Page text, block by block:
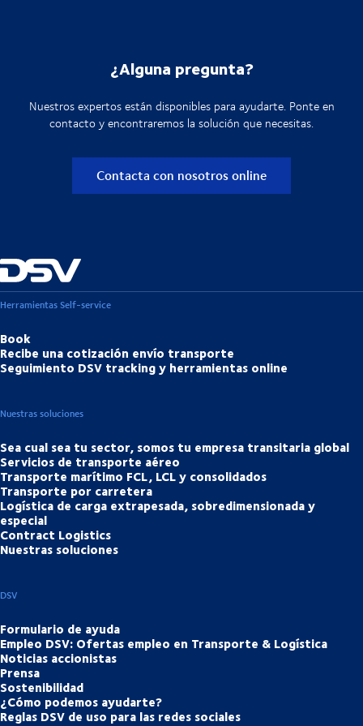
¿Alguna pregunta?
Nuestros expertos están disponibles para ayudarte. Ponte en
contacto y encontraremos la solución que necesitas.
Contacta con nosotros online
Herramientas Self-service
Book
Recibe una cotización envío transporte
Seguimiento DSV tracking y herramientas online
Nuestras soluciones
Sea cual sea tu sector, somos tu empresa transitaria global
Servicios de transporte aéreo
Transporte marítimo FCL, LCL y consolidados
Transporte por carretera
Logística de carga extrapesada, sobredimensionada y
especial
Contract Logistics
Nuestras soluciones
DSV
Formulario de ayuda
Empleo DSV: Ofertas empleo en Transporte & Logística
Noticias accionistas
Prensa
Sostenibilidad
¿Cómo podemos ayudarte?
Reglas DSV de uso para las redes sociales